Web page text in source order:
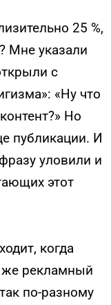
25 %,
Мне указали
с
«Ну что
Но
публикации. И
уловили и
этот
когда
же рекламный
по-разному